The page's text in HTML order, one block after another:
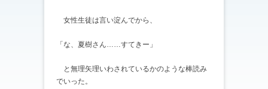
女性生徒は言い淀んでから、
「な、夏樹さん……すてきー」
と無理矢理いわされているかのような棒読み
でいった。